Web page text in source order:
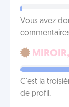
Vous avez
C'est la
de profil.